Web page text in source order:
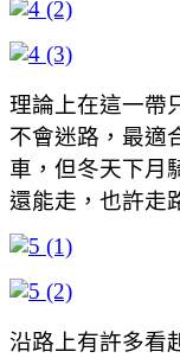
理論上在這一帶
不會迷路，最適
車，但冬天下月
還能走，也許走
沿路上有許多看